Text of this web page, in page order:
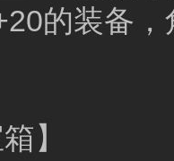
的装备
】